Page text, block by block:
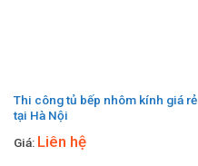
Thi công tủ bếp nhôm kính giá rẻ
tại Hà Nội
Giá: Liên hệ